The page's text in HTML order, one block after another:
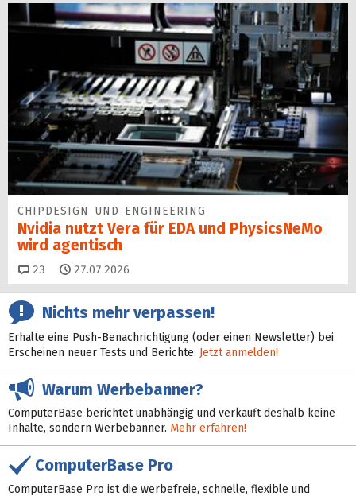
CHIPDESIGN UND ENGINEERING
Nvidia nutzt Vera für EDA und PhysicsNeMo
wird agentisch
23 Kommentare
27.07.2026
Nichts mehr verpassen!
Erhalte eine Push-Benachrichtigung (oder einen Newsletter) bei
Erscheinen neuer Tests und Berichte: Jetzt anmelden!
Warum Werbebanner?
ComputerBase berichtet unabhängig und verkauft deshalb keine
Inhalte, sondern Werbebanner. Mehr erfahren!
ComputerBase Pro
ComputerBase Pro ist die werbefreie, schnelle, flexible und